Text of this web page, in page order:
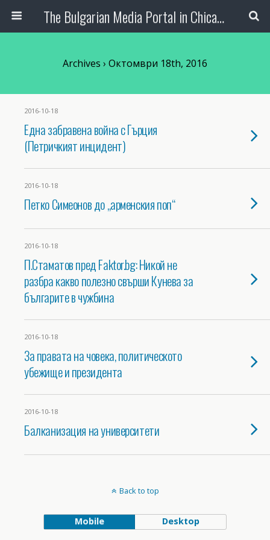
The Bulgarian Media Portal in Chicago
Archives › Октомври 18th, 2016
2016-10-18
Една забравена война с Гърция
(Петричкият инцидент)
2016-10-18
Петко Симеонов до „арменския поп“
2016-10-18
П.Стаматов пред Faktor.bg: Никой не
разбра какво полезно свърши Кунева за
българите в чужбина
2016-10-18
За правата на човека, политическото
убежище и президента
2016-10-18
Балканизация на университети
Back to top
Mobile Desktop